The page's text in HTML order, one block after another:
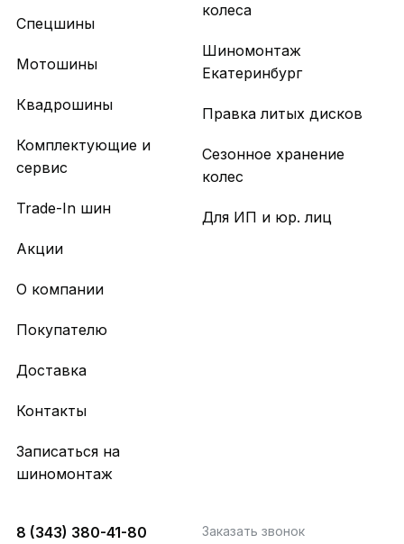
Спецшины
Мотошины
Квадрошины
Комплектующие и
сервис
Trade-In шин
Акции
колеса
Шиномонтаж
Екатеринбург
Правка литых дисков
Сезонное хранение
колес
Для ИП и юр. лиц
О компании
Покупателю
Доставка
Контакты
Записаться на
шиномонтаж
8 (343) 380-41-80 Заказать звонок